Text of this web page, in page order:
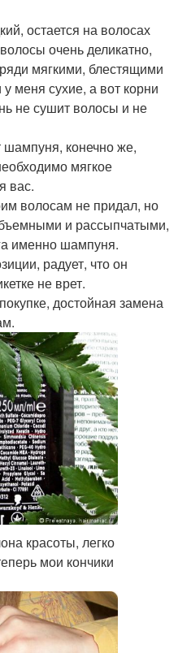
остается на волосах
очень деликатно,
мягкими, блестящими
меня сухие, а вот корни
не сушит волосы и не
шампуня, конечно же,
мягкое
вас.
волосам не придал, но
и рассыпчатыми,
именно шампуня.
радует, что он
не врет.
достойная замена
красоты, легко
мои кончики